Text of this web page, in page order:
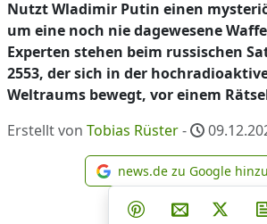
Nutzt Wladimir Putin einen
um eine noch nie dagewesene
Experten stehen beim russischen
2553, der sich in der
Weltraums bewegt, vor einem
Erstellt von Tobias Rüster-
news.de
news.de zu Google
Teilen aufTeilen auf
Teilen aufPer E-Mail
Post